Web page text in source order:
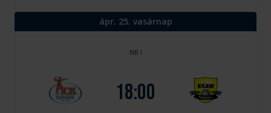
ápr. 25. vasárnap
NB I
18:00